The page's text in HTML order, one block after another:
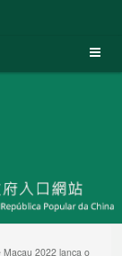
2022 lança o